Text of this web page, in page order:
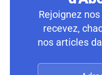
Rejoignez
recevez,
nos articles